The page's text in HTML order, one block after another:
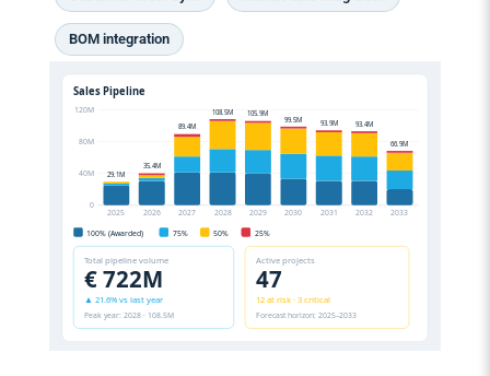
BOM integration
Sales Pipeline
120M
80M
40M
0
29.1M
35.4M
89.4M
108.5M 105.9M
99.5M 93.9M 93.4M
66.9M
2025 2026 2027 2028 2029 2030 2031 2032 2033
100% (Awarded) 75% 50% 25%
Total pipeline volume
€ 722M
▲ 21.6% vs last year
Peak year: 2028 · 108.5M
Active projects
47
12 at risk · 3 critical
Forecast horizon: 2025–2033